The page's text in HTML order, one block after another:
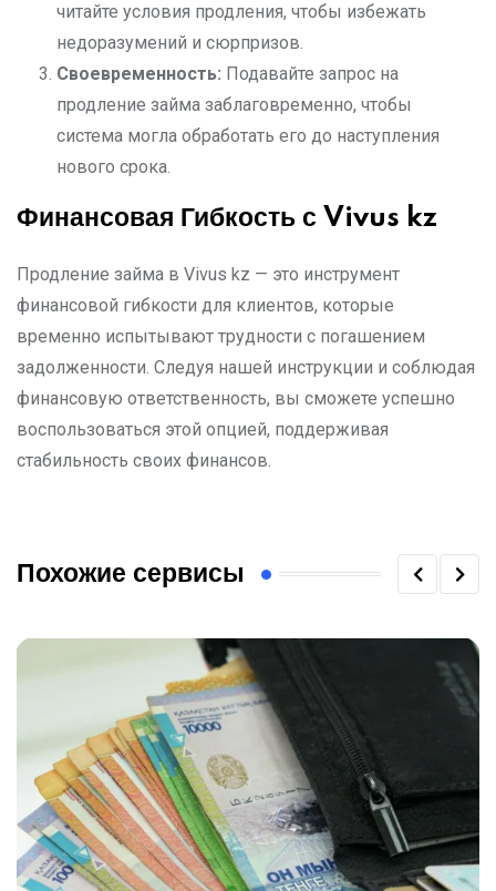
читайте условия продления, чтобы избежать
недоразумений и сюрпризов.
Своевременность: Подавайте запрос на
продление займа заблаговременно, чтобы
система могла обработать его до наступления
нового срока.
Финансовая Гибкость с Vivus kz
Продление займа в Vivus kz — это инструмент
финансовой гибкости для клиентов, которые
временно испытывают трудности с погашением
задолженности. Следуя нашей инструкции и соблюдая
финансовую ответственность, вы сможете успешно
воспользоваться этой опцией, поддерживая
стабильность своих финансов.
Похожие сервисы